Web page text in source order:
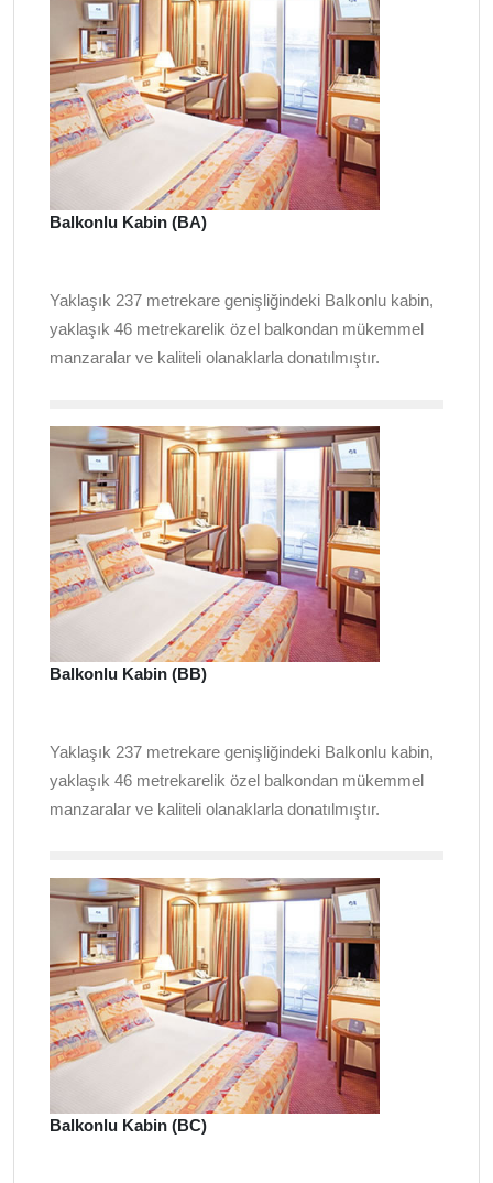
Balkonlu Kabin (BA)
Yaklaşık 237 metrekare genişliğindeki Balkonlu kabin,
yaklaşık 46 metrekarelik özel balkondan mükemmel
manzaralar ve kaliteli olanaklarla donatılmıştır.
Balkonlu Kabin (BB)
Yaklaşık 237 metrekare genişliğindeki Balkonlu kabin,
yaklaşık 46 metrekarelik özel balkondan mükemmel
manzaralar ve kaliteli olanaklarla donatılmıştır.
Balkonlu Kabin (BC)